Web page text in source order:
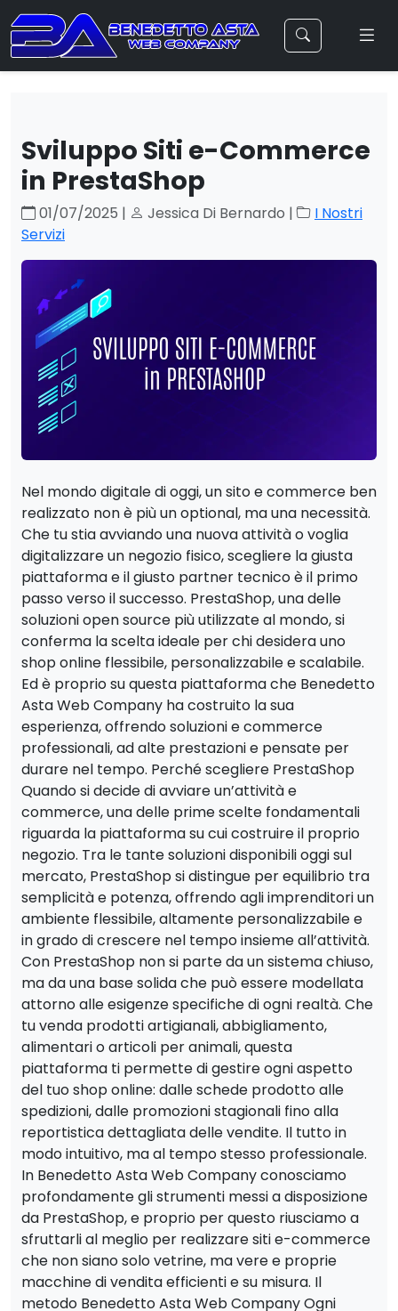
Sviluppo Siti e-Commerce
in PrestaShop
01/07/2025 | Jessica Di Bernardo |
I Nostri
Servizi
Nel mondo digitale di oggi, un sito e commerce ben
realizzato non è più un optional, ma una necessità.
Che tu stia avviando una nuova attività o voglia
digitalizzare un negozio fisico, scegliere la giusta
piattaforma e il giusto partner tecnico è il primo
passo verso il successo. PrestaShop, una delle
soluzioni open source più utilizzate al mondo, si
conferma la scelta ideale per chi desidera uno
shop online flessibile, personalizzabile e scalabile.
Ed è proprio su questa piattaforma che Benedetto
Asta Web Company ha costruito la sua
esperienza, offrendo soluzioni e commerce
professionali, ad alte prestazioni e pensate per
durare nel tempo. Perché scegliere PrestaShop
Quando si decide di avviare un’attività e
commerce, una delle prime scelte fondamentali
riguarda la piattaforma su cui costruire il proprio
negozio. Tra le tante soluzioni disponibili oggi sul
mercato, PrestaShop si distingue per equilibrio tra
semplicità e potenza, offrendo agli imprenditori un
ambiente flessibile, altamente personalizzabile e
in grado di crescere nel tempo insieme all’attività.
Con PrestaShop non si parte da un sistema chiuso,
ma da una base solida che può essere modellata
attorno alle esigenze specifiche di ogni realtà. Che
tu venda prodotti artigianali, abbigliamento,
alimentari o articoli per animali, questa
piattaforma ti permette di gestire ogni aspetto
del tuo shop online: dalle schede prodotto alle
spedizioni, dalle promozioni stagionali fino alla
reportistica dettagliata delle vendite. Il tutto in
modo intuitivo, ma al tempo stesso professionale.
In Benedetto Asta Web Company conosciamo
profondamente gli strumenti messi a disposizione
da PrestaShop, e proprio per questo riusciamo a
sfruttarli al meglio per realizzare siti e-commerce
che non siano solo vetrine, ma vere e proprie
macchine di vendita efficienti e su misura. Il
metodo Benedetto Asta Web Company Ogni